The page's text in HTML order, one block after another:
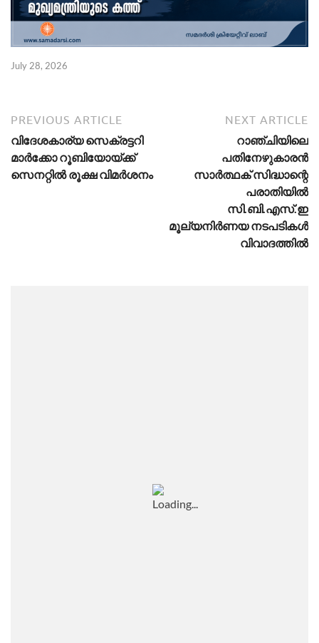
July 28, 2026
PREVIOUS ARTICLE
വിദേശകാര്യ സെക്രട്ടറി
മാർക്കോ റൂബിയോയ്ക്ക്
സെനറ്റിൽ രൂക്ഷ വിമർശനം
NEXT ARTICLE
റാഞ്ചിയിലെ
പതിനേഴുകാരൻ
സാർത്ഥക് സിദ്ധാന്റെ
പരാതിയിൽ
സി.ബി.എസ്.ഇ
മൂല്യനിർണയ നടപടികൾ
വിവാദത്തിൽ